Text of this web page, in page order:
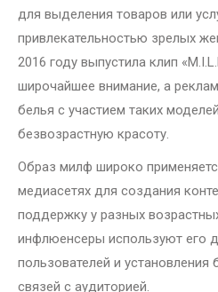
для выделения товаров или
привлекательностью зрелых
2016 году выпустила клип
широчайшее внимание, а
белья с участием таких
безвозрастную красоту.
Образ милф широко
медиасетях для создания
поддержку у разных
инфлюенсеры используют его
пользователей и установления
связей с аудиторией.